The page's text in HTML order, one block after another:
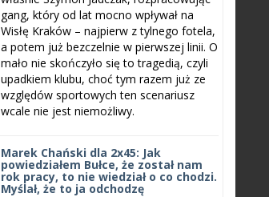
gang, który od lat mocno wpływał na
Wisłę Kraków – najpierw z tylnego fotela,
a potem już bezczelnie w pierwszej linii. O
mało nie skończyło się to tragedią, czyli
upadkiem klubu, choć tym razem już ze
względów sportowych ten scenariusz
wcale nie jest niemożliwy.
Marek Chański dla 2x45: Jak
powiedziałem Bułce, że został nam
rok pracy, to nie wiedział o co chodzi.
Myślał, że to ja odchodzę